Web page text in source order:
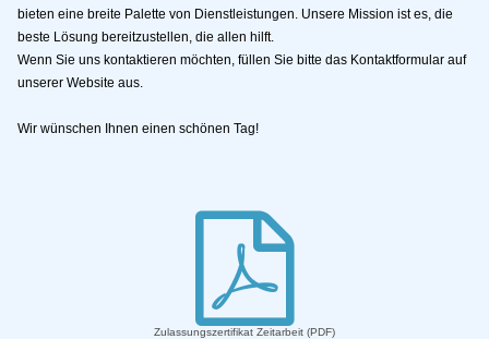
bieten eine breite Palette von Dienstleistungen. Unsere Mission ist es, die
beste Lösung bereitzustellen, die allen hilft.
Wenn Sie uns kontaktieren möchten, füllen Sie bitte das Kontaktformular auf
unserer Website aus.
Wir wünschen Ihnen einen schönen Tag!

Zulassungszertifikat Zeitarbeit (PDF)